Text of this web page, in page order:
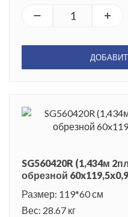
SG560420R (1,434м
обрезной
Размер: 119*60 см
Вес: 28.67 кг